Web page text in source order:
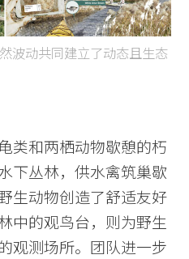
波动共同建立了动态且生态
类和两栖动物歇憩的朽
下丛林，供水禽筑巢歇
生动物创造了舒适友好
中的观鸟台，则为野生
观测场所。团队进一步